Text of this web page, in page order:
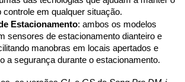
controle em qualquer situação.
Estacionamento: ambos os modelos
sensores de estacionamento dianteiro e
manobras em locais apertados e
a segurança durante o estacionamento.